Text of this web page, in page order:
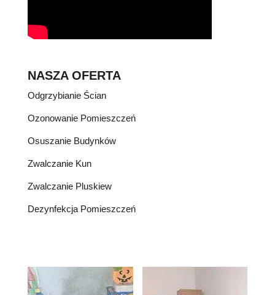
NASZA OFERTA
Odgrzybianie Ścian
Ozonowanie Pomieszczeń
Osuszanie Budynków
Zwalczanie Kun
Zwalczanie Pluskiew
Dezynfekcja Pomieszczeń